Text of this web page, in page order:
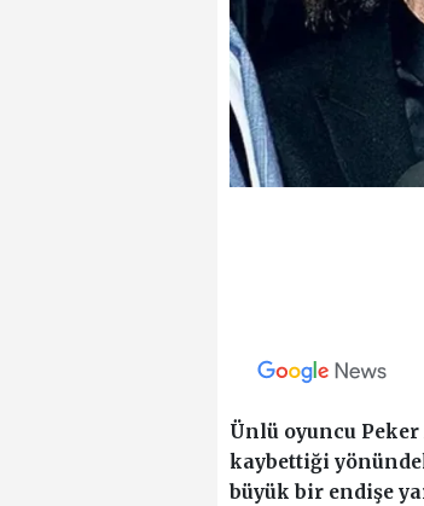
Ünlü oyuncu
kaybettiği
büyük bir endişe